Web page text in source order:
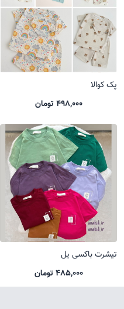
پک کوالا
498,000 تومان
تیشرت باکسی یل
485,000 تومان